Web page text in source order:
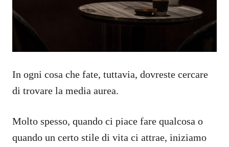
In ogni cosa che fate, tuttavia, dovreste cercare
di trovare la media aurea.
Molto spesso, quando ci piace fare qualcosa o
quando un certo stile di vita ci attrae, iniziamo